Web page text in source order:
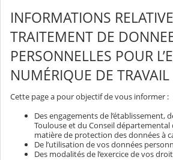
INFORMATIONS
TRAITEMENT DE
PERSONNELLES POUR
NUMÉRIQUE DE TRAVAIL
Cette page a pour objectif de vous informer :
Des engagements de l’établissement,
Toulouse et du Conseil départemental
matière de protection des données à
De l’utilisation de vos données
Des modalités de l’exercice de vos